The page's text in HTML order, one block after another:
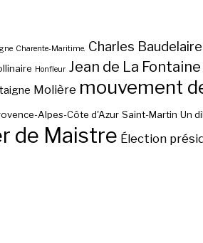
Charente-Maritime. Charles Baudelaire
Honfleur Jean de La Fontaine
Molière mouvement
Alpes-Côte d'Azur Saint-Martin Un
de Maistre Élection